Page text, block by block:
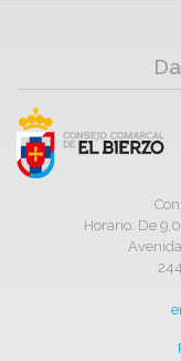
Horario: De